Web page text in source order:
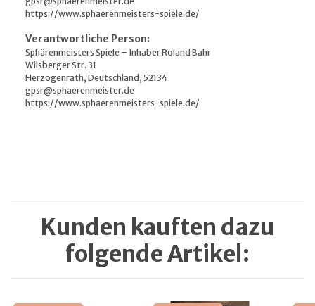
https://www.sphaerenmeisters-spiele.de/
Verantwortliche Person:
Sphärenmeisters Spiele – Inhaber Roland Bahr
Wilsberger Str. 31
Herzogenrath, Deutschland, 52134
gpsr@sphaerenmeister.de
https://www.sphaerenmeisters-spiele.de/
Kunden kauften dazu
folgende Artikel: